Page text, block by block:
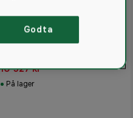
Husqvarna LC 353 AWD
gressklipper
10 527 kr
På lager
Godta